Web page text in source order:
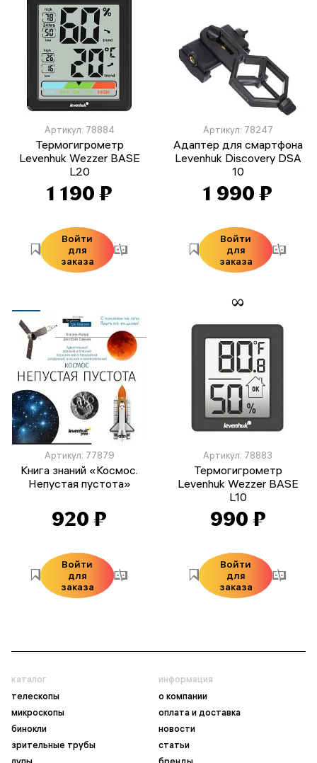
Артикул: 78884
Термогигрометр
Levenhuk Wezzer BASE
L20
1 190 ₽
Войти
для
заказа
Артикул: 78247
Адаптер для смартфона
Levenhuk Discovery DSA
10
1 990 ₽
Войти
для
заказа
Артикул: 77879
Книга знаний «Космос.
Непустая пустота»
920 ₽
Войти
для
заказа
Артикул: 78883
Термогигрометр
Levenhuk Wezzer BASE
L10
990 ₽
Войти
для
заказа
каталог
телескопы
микроскопы
бинокли
зрительные трубы
информация
о компании
оплата и доставка
новости
статьи